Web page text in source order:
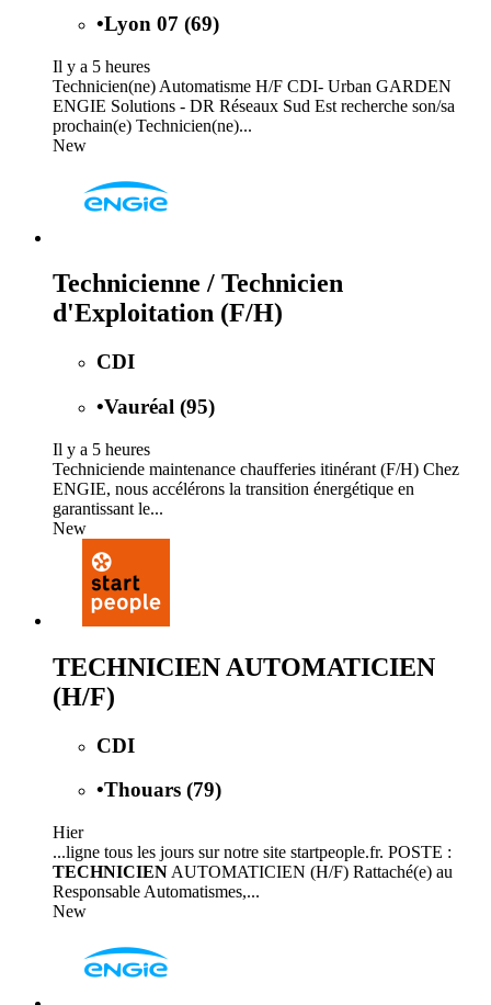
•Lyon 07 (69)
Il y a 5 heures
Technicien(ne) Automatisme H/F CDI- Urban GARDEN
ENGIE Solutions - DR Réseaux Sud Est recherche son/sa
prochain(e) Technicien(ne)...
New
Technicienne / Technicien
d'Exploitation (F/H)
CDI
•Vauréal (95)
Il y a 5 heures
Techniciende maintenance chaufferies itinérant (F/H) Chez
ENGIE, nous accélérons la transition énergétique en
garantissant le...
New
TECHNICIEN AUTOMATICIEN
(H/F)
CDI
•Thouars (79)
Hier
...ligne tous les jours sur notre site startpeople.fr. POSTE :
TECHNICIEN AUTOMATICIEN (H/F) Rattaché(e) au
Responsable Automatismes,...
New